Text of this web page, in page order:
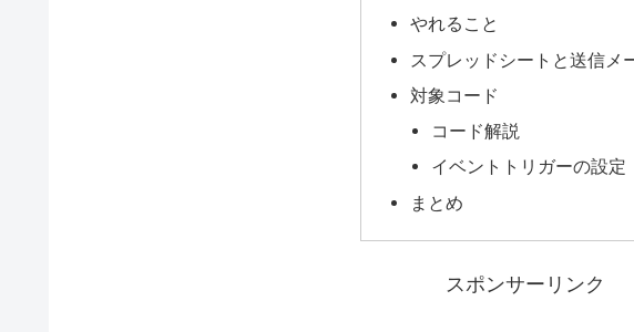
やれること
スプレッドシートと送信メ
対象コード
コード解説
イベントトリガーの設定
まとめ
スポンサーリンク